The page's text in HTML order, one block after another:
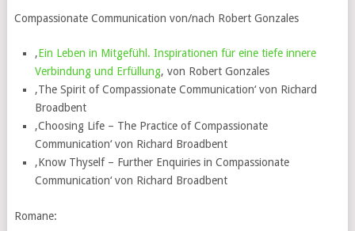
Compassionate Communication von/nach Robert Gonzales
‚Ein Leben in Mitgefühl. Inspirationen für eine tiefe innere
Verbindung und Erfüllung‚ von Robert Gonzales
‚The Spirit of Compassionate Communication‘ von Richard
Broadbent
‚Choosing Life – The Practice of Compassionate
Communication‘ von Richard Broadbent
‚Know Thyself – Further Enquiries in Compassionate
Communication‘ von Richard Broadbent
Romane: